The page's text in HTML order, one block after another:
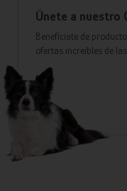
Únete a nuestro
Benefíciate de
ofertas increíbles de